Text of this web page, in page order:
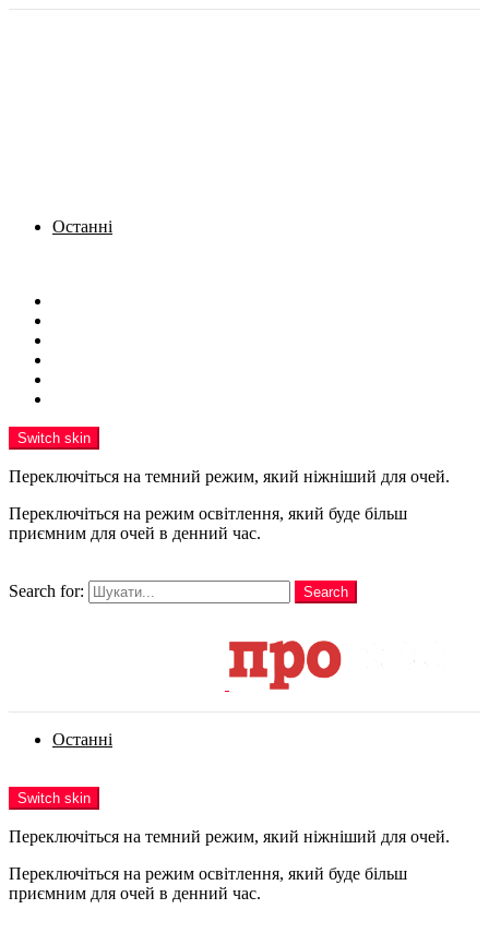
Останні
Switch skin
Переключіться на темний режим, який ніжніший для очей.
Переключіться на режим освітлення, який буде більш
приємним для очей в денний час.
Search for:
Search
Останні
Switch skin
Переключіться на темний режим, який ніжніший для очей.
Переключіться на режим освітлення, який буде більш
приємним для очей в денний час.